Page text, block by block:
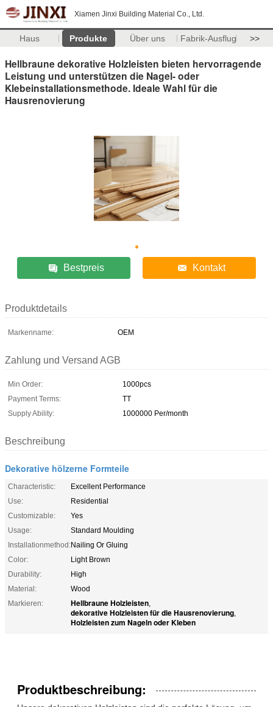
Xiamen Jinxi Building Material Co., Ltd.
Haus Produkte Über uns Fabrik-Ausflug >>
Hellbraune dekorative Holzleisten bieten hervorragende
Leistung und unterstützen die Nagel- oder
Klebeinstallationsmethode. Ideale Wahl für die
Hausrenovierung
Bestpreis Kontakt
Produktdetails
Markenname: OEM
Zahlung und Versand AGB
Min Order:
1000pcs
Payment Terms:
TT
Supply Ability:
1000000 Per/month
Beschreibung
Dekorative hölzerne Formteile
Characteristic:
Excellent Performance
Use:
Residential
Customizable:
Yes
Usage:
Standard Moulding
Installationmethod:Nailing Or Gluing
Color:
Light Brown
Durability:
High
Material:
Wood
Markieren:
Hellbraune Holzleisten,
dekorative Holzleisten für die Hausrenovierung,
Holzleisten zum Nageln oder Kleben
Produktbeschreibung: